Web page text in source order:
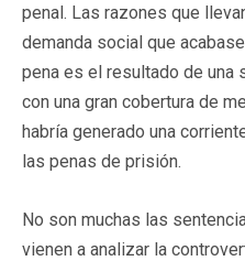
penal. Las razones que
demanda social que
pena es el resultado de una
con una gran cobertura de
habría generado una
las penas de prisión.
No son muchas las
vienen a analizar la